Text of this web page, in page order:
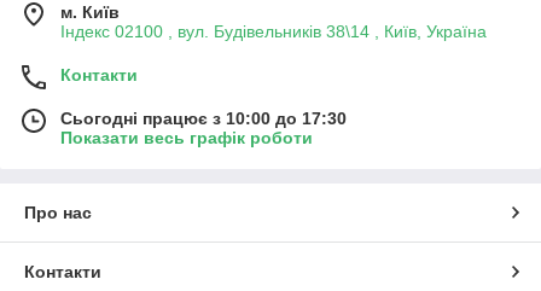
м. Київ
Індекс 02100 , вул. Будівельників 38\14 , Київ, Україна
Контакти
Сьогодні працює з 10:00 до 17:30
Показати весь графік роботи
Про нас
Контакти